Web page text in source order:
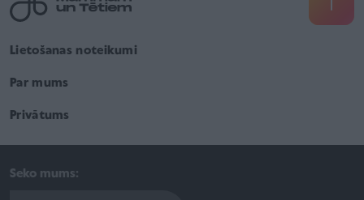
Lietošanas noteikumi
Par mums
Privātums
Seko mums: